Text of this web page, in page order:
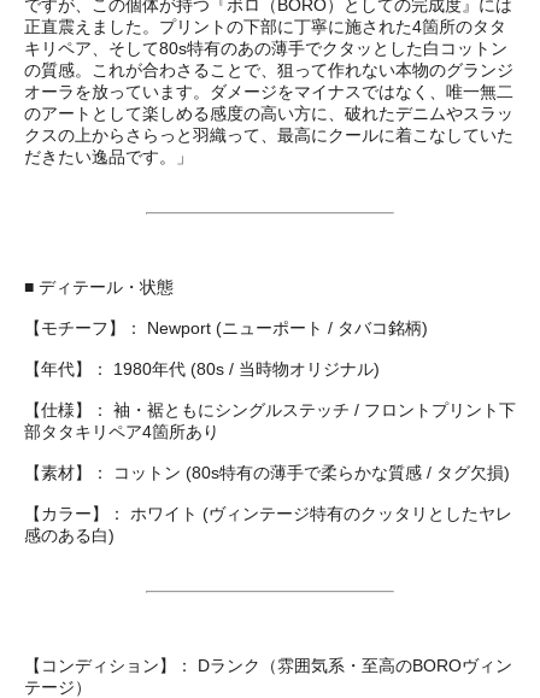
ですが、この個体が持つ『ボロ（BORO）としての完成度』には
正直震えました。プリントの下部に丁寧に施された4箇所のタタ
キリペア、そして80s特有のあの薄手でクタッとした白コットン
の質感。これが合わさることで、狙って作れない本物のグランジ
オーラを放っています。ダメージをマイナスではなく、唯一無二
のアートとして楽しめる感度の高い方に、破れたデニムやスラッ
クスの上からさらっと羽織って、最高にクールに着こなしていた
だきたい逸品です。」
■ ディテール・状態
【モチーフ】： Newport (ニューポート / タバコ銘柄)
【年代】： 1980年代 (80s / 当時物オリジナル)
【仕様】： 袖・裾ともにシングルステッチ / フロントプリント下
部タタキリペア4箇所あり
【素材】： コットン (80s特有の薄手で柔らかな質感 / タグ欠損)
【カラー】： ホワイト (ヴィンテージ特有のクッタリとしたヤレ
感のある白)
【コンディション】： Dランク（雰囲気系・至高のBOROヴィン
テージ）